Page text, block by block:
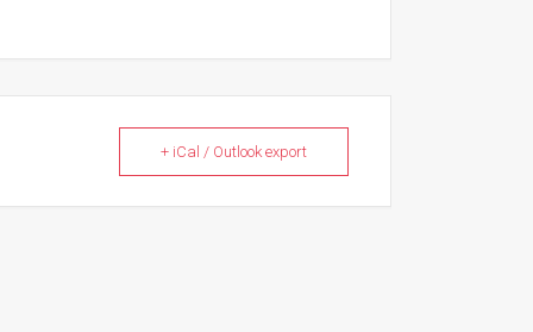
+ iCal / Outlook export